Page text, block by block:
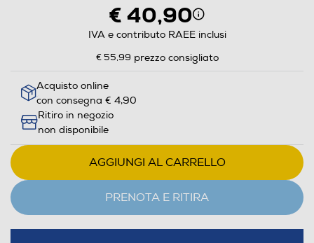
€ 40,90
IVA e contributo RAEE inclusi
€ 55,99 prezzo consigliato
Acquisto online
con consegna € 4,90
Ritiro in negozio
non disponibile
AGGIUNGI AL CARRELLO
PRENOTA E RITIRA